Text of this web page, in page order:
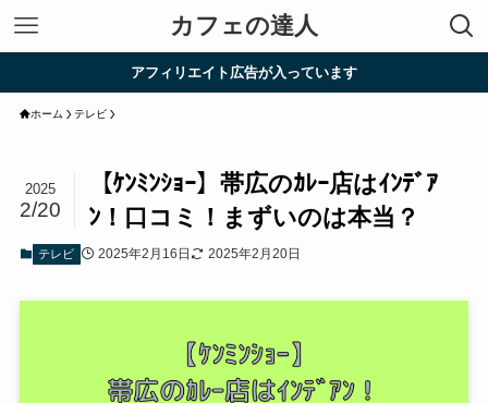
カフェの達人
アフィリエイト広告が入っています
ホーム テレビ
【ｹﾝﾐﾝｼｮｰ】帯広のｶﾚｰ店はｲﾝﾃﾞｱ
ﾝ！口コミ！まずいのは本当？
2025
2/20
テレビ 2025年2月16日 2025年2月20日